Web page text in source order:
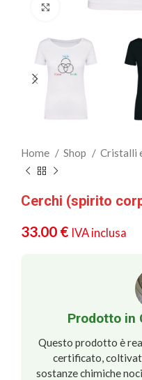
Clicca per
Home Shop Cristalli
Cerchi (spirito
33.00 € IVA inclusa
Prodotto in
Questo prodotto è
certificato,
sostanze chimiche